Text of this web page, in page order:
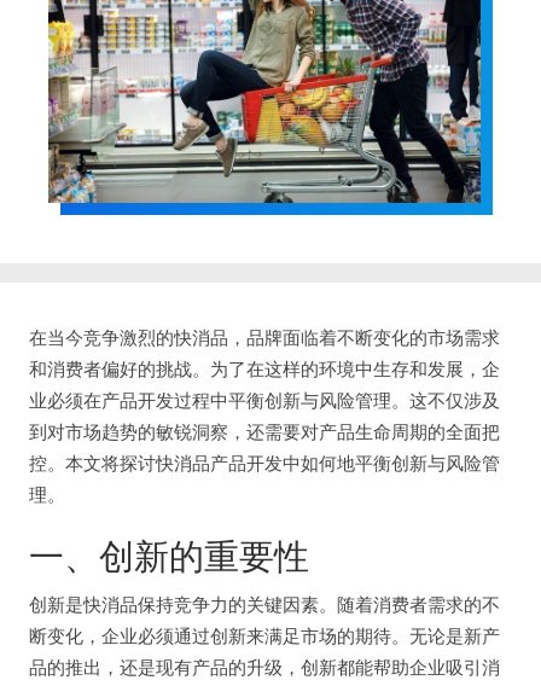
在当今竞争激烈的快消品，品牌面临着不断变化的市场需求
和消费者偏好的挑战。为了在这样的环境中生存和发展，企
业必须在产品开发过程中平衡创新与风险管理。这不仅涉及
到对市场趋势的敏锐洞察，还需要对产品生命周期的全面把
控。本文将探讨快消品产品开发中如何地平衡创新与风险管
理。
一、创新的重要性
创新是快消品保持竞争力的关键因素。随着消费者需求的不
断变化，企业必须通过创新来满足市场的期待。无论是新产
品的推出，还是现有产品的升级，创新都能帮助企业吸引消